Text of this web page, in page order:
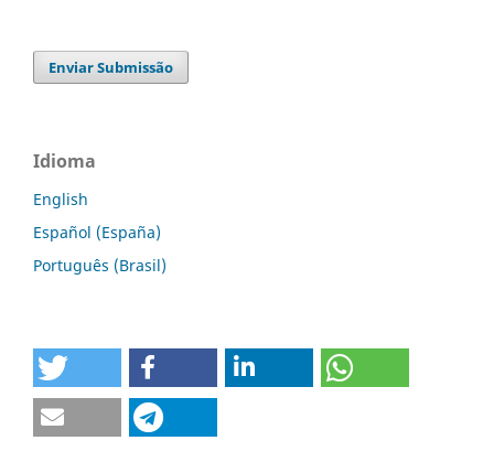
Enviar Submissão
Idioma
English
Español (España)
Português (Brasil)